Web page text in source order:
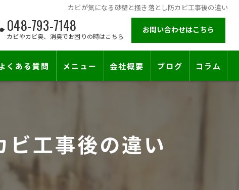
カビが気になる砂壁と掻き落とし防カビ工事後の違い
048-793-7148
カビやカビ臭、消臭でお困りの時はこちら
お問い合わせはこちら
くある質問 メニュー 会社概要 ブログ コラム
工事後の違い